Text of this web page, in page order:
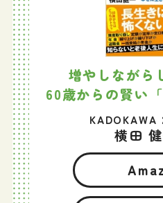
増やしながら
60歳からの賢い
KADOKAWA
横田